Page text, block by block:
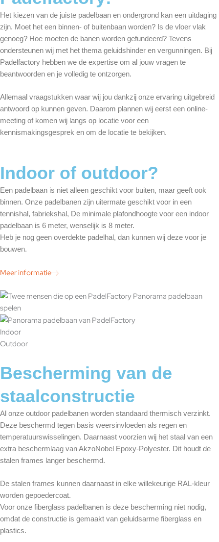
Het kiezen van de juiste padelbaan en ondergrond kan een uitdaging
zijn. Moet het een binnen- of buitenbaan worden? Is de vloer vlak
genoeg? Hoe moeten de banen worden gefundeerd? Tevens
ondersteunen wij met het thema geluidshinder en vergunningen. Bij
Padelfactory hebben we de expertise om al jouw vragen te
beantwoorden en je volledig te ontzorgen.
Allemaal vraagstukken waar wij jou dankzij onze ervaring uitgebreid
antwoord op kunnen geven. Daarom plannen wij eerst een online-
meeting of komen wij langs op locatie voor een
kennismakingsgesprek en om de locatie te bekijken.
Indoor of outdoor?
Een padelbaan is niet alleen geschikt voor buiten, maar geeft ook
binnen. Onze padelbanen zijn uitermate geschikt voor in een
tennishal, fabriekshal, De minimale plafondhoogte voor een indoor
padelbaan is 6 meter, wenselijk is 8 meter.
Heb je nog geen overdekte padelhal, dan kunnen wij deze voor je
bouwen.
Meer informatie
Indoor
Outdoor
Bescherming van de
staalconstructie
Al onze outdoor padelbanen worden standaard thermisch verzinkt.
Deze beschermd tegen basis weersinvloeden als regen en
temperatuurswisselingen. Daarnaast voorzien wij het staal van een
extra beschermlaag van AkzoNobel Epoxy-Polyester. Dit houdt de
stalen frames langer beschermd.
De stalen frames kunnen daarnaast in elke willekeurige RAL-kleur
worden gepoedercoat.
Voor onze fiberglass padelbanen is deze bescherming niet nodig,
omdat de constructie is gemaakt van geluidsarme fiberglass en
plastics.